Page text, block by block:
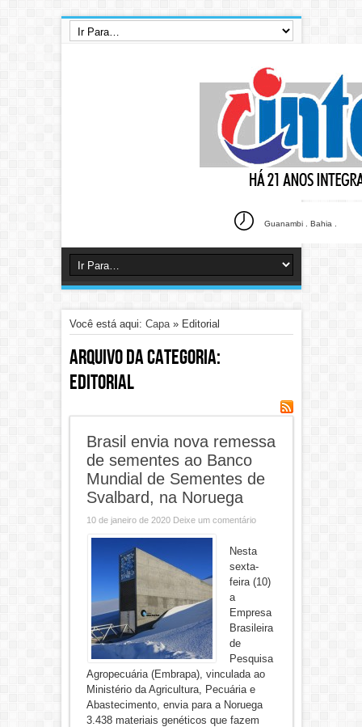
Guanambi . Bahia .
Você está aqui: Capa» Editorial
Arquivo da categoria:
Editorial
Brasil envia nova remessa
de sementes ao Banco
Mundial de Sementes de
Svalbard, na Noruega
10 de janeiro de 2020 Deixe um comentário
Nesta
sexta-
feira (10)
a
Empresa
Brasileira
de
Pesquisa
Agropecuária (Embrapa), vinculada ao
Ministério da Agricultura, Pecuária e
Abastecimento, envia para a Noruega
3.438 materiais genéticos que fazem